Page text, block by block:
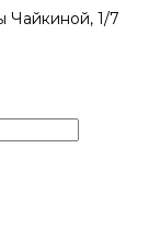
Чайкиной, 1/7